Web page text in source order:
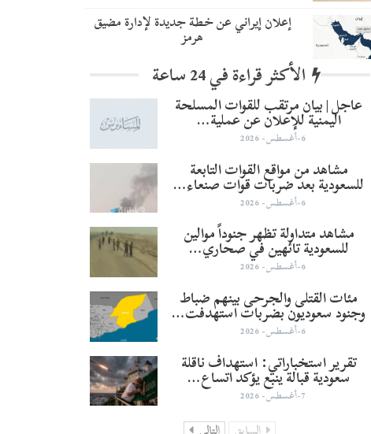
إعلان إيراني عن خطة جديدة لإدارة مضيق
هرمز
الأكثر قراءة في 24 ساعة
عاجل | بيان مرتقب للقوات المسلحة
اليمنية للإعلان عن عملية…
6-أغسطس- 2026
مشاهد من مواقع القوات التابعة
للسعودية بعد ضربات قوات صنعاء…
6-أغسطس- 2026
مشاهد متداولة تظهر جنوداً موالين
للسعودية تائهين في صحاري…
6-أغسطس- 2026
مئات القتلى والجرحى بينهم ضباط
وجنود سعوديون بضربات استهدفت…
6-أغسطس- 2026
تقرير استخباراتي: استهداف ناقلة
سعودية قبالة ينبع يؤكد اتساع…
7-أغسطس- 2026